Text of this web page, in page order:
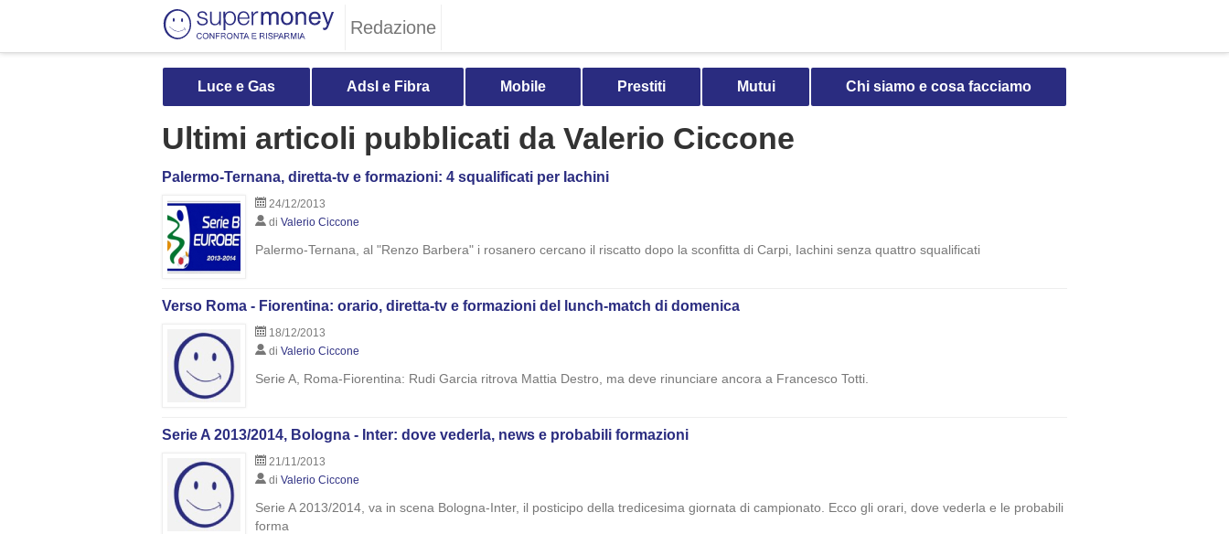
Redazione
Luce e Gas Adsl e Fibra Mobile Prestiti Mutui Chi siamo e cosa facciamo
Ultimi articoli pubblicati da Valerio Ciccone
Palermo-Ternana, diretta-tv e formazioni: 4 squalificati per Iachini
24/12/2013
di Valerio Ciccone
Palermo-Ternana, al "Renzo Barbera" i rosanero cercano il riscatto dopo la sconfitta di Carpi, Iachini senza quattro squalificati
Verso Roma - Fiorentina: orario, diretta-tv e formazioni del lunch-match di domenica
18/12/2013
di Valerio Ciccone
Serie A, Roma-Fiorentina: Rudi Garcia ritrova Mattia Destro, ma deve rinunciare ancora a Francesco Totti.
Serie A 2013/2014, Bologna - Inter: dove vederla, news e probabili formazioni
21/11/2013
di Valerio Ciccone
Serie A 2013/2014, va in scena Bologna-Inter, il posticipo della tredicesima giornata di campionato. Ecco gli orari, dove vederla e le probabili
forma